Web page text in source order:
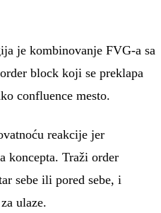
je kombinovanje FVG-a sa
block koji se preklapa
confluence mesto.
reakcije jer
koncepta. Traži order
sebe ili pored sebe, i
ulaze.